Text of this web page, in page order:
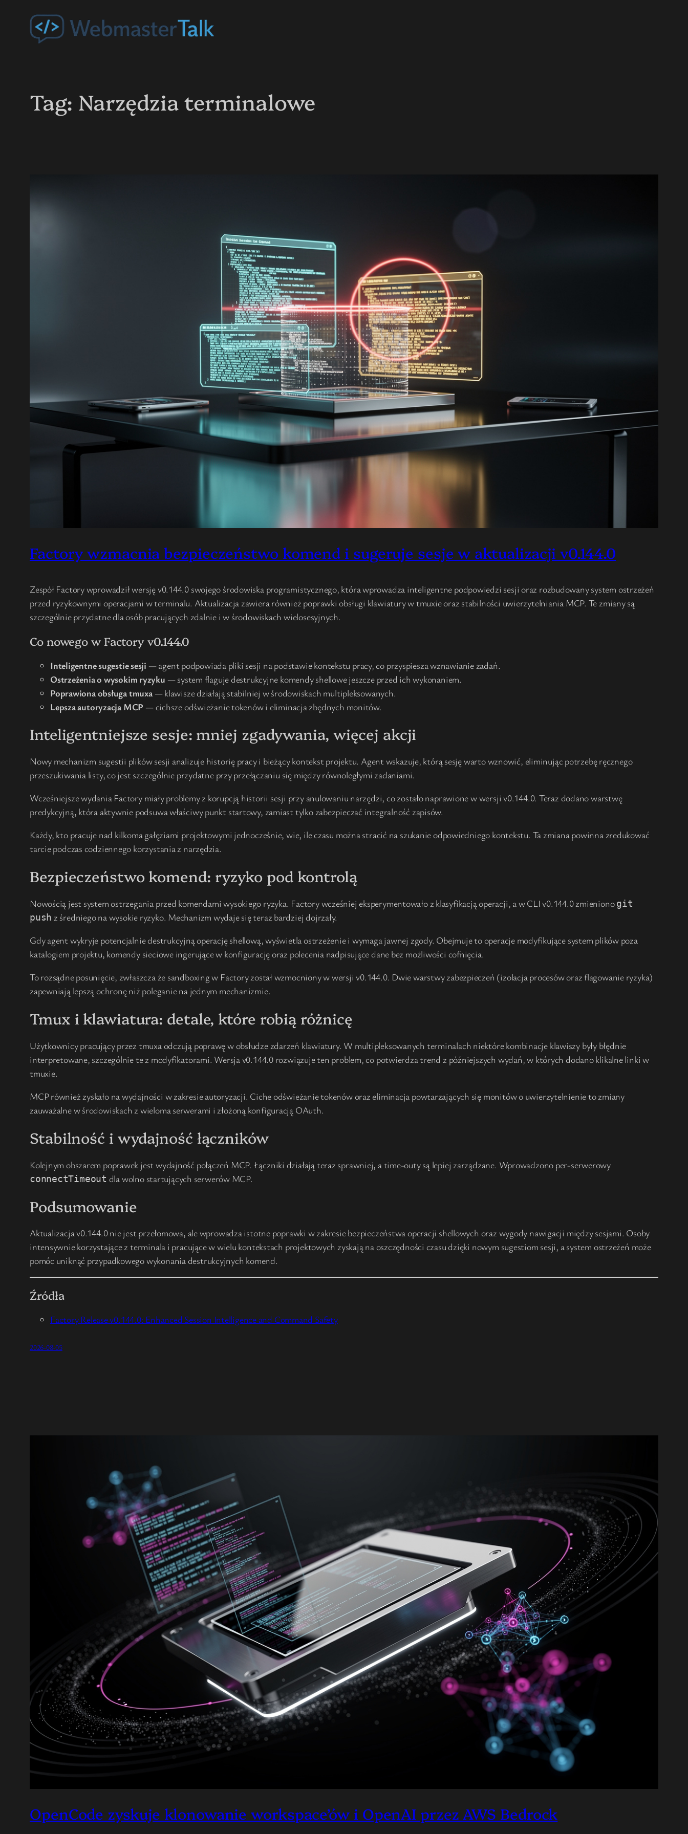
Przejdź
Tag: Narzędzia terminalowe
Factory wzmacnia bezpieczeństwo komend i sugeruje sesje w aktualizacji v0.144.0
Zespół Factory wprowadził wersję v0.144.0 swojego środowiska programistycznego, która wprowadza inteligentne podpowiedzi sesji oraz rozbudowany system ostrzeżeń
przed ryzykownymi operacjami w terminalu. Aktualizacja zawiera również poprawki obsługi klawiatury w tmuxie oraz stabilności uwierzytelniania MCP. Te zmiany są
szczególnie przydatne dla osób pracujących zdalnie i w środowiskach wielosesyjnych.
Co nowego w Factory v0.144.0
Inteligentne sugestie sesji — agent podpowiada pliki sesji na podstawie kontekstu pracy, co przyspiesza wznawianie zadań.
Ostrzeżenia o wysokim ryzyku — system flaguje destrukcyjne komendy shellowe jeszcze przed ich wykonaniem.
Poprawiona obsługa tmuxa— klawisze działają stabilniej w środowiskach multipleksowanych.
Lepsza autoryzacja MCP — cichsze odświeżanie tokenów i eliminacja zbędnych monitów.
Inteligentniejsze sesje: mniej zgadywania, więcej akcji
Nowy mechanizm sugestii plików sesji analizuje historię pracy i bieżący kontekst projektu. Agent wskazuje, którą sesję warto wznowić, eliminując potrzebę ręcznego
przeszukiwania listy, co jest szczególnie przydatne przy przełączaniu się między równoległymi zadaniami.
Wcześniejsze wydania Factory miały problemy z korupcją historii sesji przy anulowaniu narzędzi, co zostało naprawione w wersji v0.144.0. Teraz dodano warstwę
predykcyjną, która aktywnie podsuwa właściwy punkt startowy, zamiast tylko zabezpieczać integralność zapisów.
Każdy, kto pracuje nad kilkoma gałęziami projektowymi jednocześnie, wie, ile czasu można stracić na szukanie odpowiedniego kontekstu. Ta zmiana powinna zredukować
tarcie podczas codziennego korzystania z narzędzia.
Bezpieczeństwo komend: ryzyko pod kontrolą
Nowością jest system ostrzegania przed komendami wysokiego ryzyka. Factory wcześniej eksperymentowało z klasyfikacją operacji, a w CLI v0.144.0 zmienionogit
push z średniego na wysokie ryzyko. Mechanizm wydaje się teraz bardziej dojrzały.
Gdy agent wykryje potencjalnie destrukcyjną operację shellową, wyświetla ostrzeżenie i wymaga jawnej zgody. Obejmuje to operacje modyfikujące system plików poza
katalogiem projektu, komendy sieciowe ingerujące w konfigurację oraz polecenia nadpisujące dane bez możliwości cofnięcia.
To rozsądne posunięcie, zwłaszcza że sandboxing w Factory został wzmocniony w wersji v0.144.0. Dwie warstwy zabezpieczeń (izolacja procesów oraz flagowanie ryzyka)
zapewniają lepszą ochronę niż poleganie na jednym mechanizmie.
Tmux i klawiatura: detale, które robią różnicę
Użytkownicy pracujący przez tmuxa odczują poprawę w obsłudze zdarzeń klawiatury. W multipleksowanych terminalach niektóre kombinacje klawiszy były błędnie
interpretowane, szczególnie te z modyfikatorami. Wersja v0.144.0 rozwiązuje ten problem, co potwierdza trend z późniejszych wydań, w których dodano klikalne linki w
tmuxie.
MCP również zyskało na wydajności w zakresie autoryzacji. Ciche odświeżanie tokenów oraz eliminacja powtarzających się monitów o uwierzytelnienie to zmiany
zauważalne w środowiskach z wieloma serwerami i złożoną konfiguracją OAuth.
Stabilność i wydajność łączników
Kolejnym obszarem poprawek jest wydajność połączeń MCP. Łączniki działają teraz sprawniej, a time-outy są lepiej zarządzane. Wprowadzono per-serwerowy
connectTimeout dla wolno startujących serwerów MCP.
Podsumowanie
Aktualizacja v0.144.0 nie jest przełomowa, ale wprowadza istotne poprawki w zakresie bezpieczeństwa operacji shellowych oraz wygody nawigacji między sesjami. Osoby
intensywnie korzystające z terminala i pracujące w wielu kontekstach projektowych zyskają na oszczędności czasu dzięki nowym sugestiom sesji, a system ostrzeżeń może
pomóc uniknąć przypadkowego wykonania destrukcyjnych komend.
Źródła
Factory Release v0.144.0: Enhanced Session Intelligence and Command Safety
2026-08-05
OpenCode zyskuje klonowanie workspace’ów i OpenAI przez AWS Bedrock